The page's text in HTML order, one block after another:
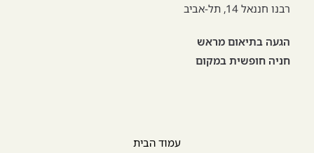
רבנו חננאל 14, תל-אביב
הגעה בתיאום מראש
חניה חופשית במקום
עמוד הבית